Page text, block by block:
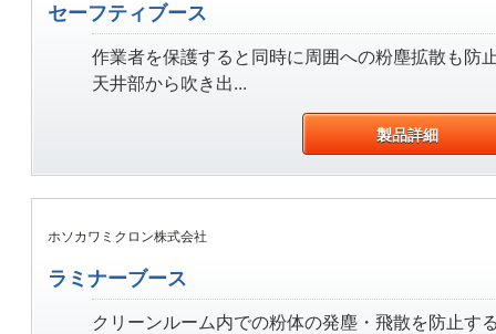
セーフティブース
作業者を保護すると同時に周囲への粉塵拡散も防
天井部から吹き出...
製品詳細
ホソカワミクロン株式会社
ラミナーブース
クリーンルーム内での粉体の発塵・飛散を防止す